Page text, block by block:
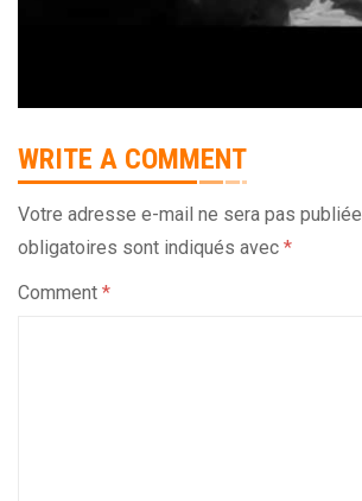
WRITE A COMMENT
Votre adresse e-mail ne sera pas publiée.
obligatoires sont indiqués avec *
Comment *